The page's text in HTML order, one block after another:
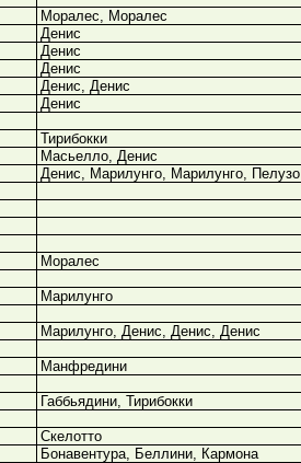
Моралес, Моралес
Денис
Денис
Денис
Денис, Денис
Денис
Тирибокки
Масьелло, Денис
Денис, Марилунго, Марилунго, Пелузо
Моралес
Марилунго
Марилунго, Денис, Денис, Денис
Манфредини
Габбьядини, Тирибокки
Скелотто
Бонавентура, Беллини, Кармона